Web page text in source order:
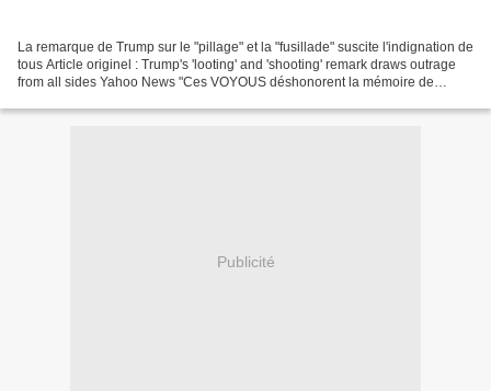
La remarque de Trump sur le "pillage" et la "fusillade" suscite l'indignation de
tous Article originel : Trump's 'looting' and 'shooting' remark draws outrage
from all sides Yahoo News "Ces VOYOUS déshonorent la mémoire de
Publicité